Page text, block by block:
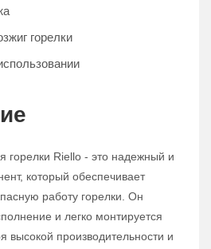
горелки
горелки Riello - это надежный и
который обеспечивает
работу горелки. Он
и легко монтируется
высокой производительности и